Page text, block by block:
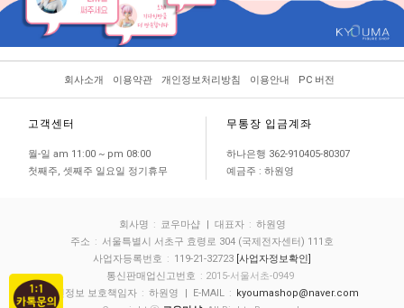
회사소개 이용약관 개인정보처리방침 이용안내 PC 버전
고객센터
월-일 am 11:00 ~ pm 08:00
첫째주, 셋째주 일요일 정기휴무
무통장 입금계좌
하나은행 362-910405-80307
예금주 : 하원영
회사명 : 쿄우마샵 | 대표자 : 하원영
주소 : 서울특별시 서초구 효령로 304 (국제전자센터) 111호
사업자등록번호 : 119-21-32723 [사업자정보확인]
통신판매업신고번호 : 2015-서울서초-0949
개인정보 보호책임자 : 하원영 | E-MAIL :
kyoumashop@naver.com